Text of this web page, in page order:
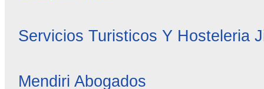
Servicios Turisticos Y Hosteleria
Mendiri Abogados